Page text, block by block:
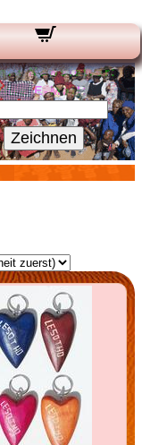
Newsletter:
E-Mail:
Zeichnen